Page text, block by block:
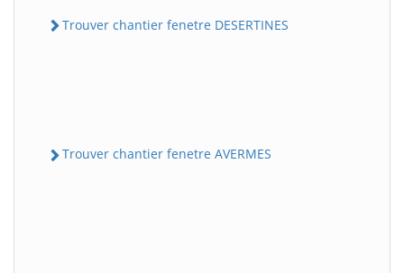
Trouver chantier fenetre DESERTINES
Trouver chantier fenetre AVERMES